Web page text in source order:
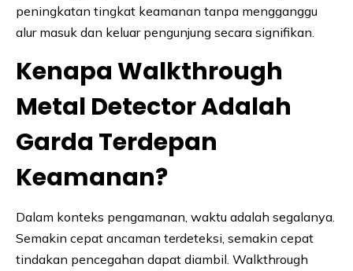
peningkatan tingkat keamanan tanpa mengganggu
alur masuk dan keluar pengunjung secara signifikan.
Kenapa Walkthrough
Metal Detector Adalah
Garda Terdepan
Keamanan?
Dalam konteks pengamanan, waktu adalah segalanya.
Semakin cepat ancaman terdeteksi, semakin cepat
tindakan pencegahan dapat diambil. Walkthrough